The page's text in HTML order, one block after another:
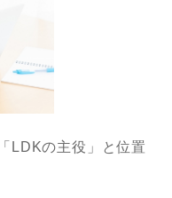
LDKの主役」と位置